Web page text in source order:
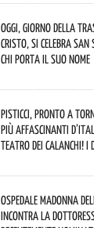
Oggi, giorno della
Cristo, si celebra
chi porta il suo nome
Pisticci, pronto a
più affascinanti
Teatro dei Calanchi!
Ospedale Madonna
incontra la